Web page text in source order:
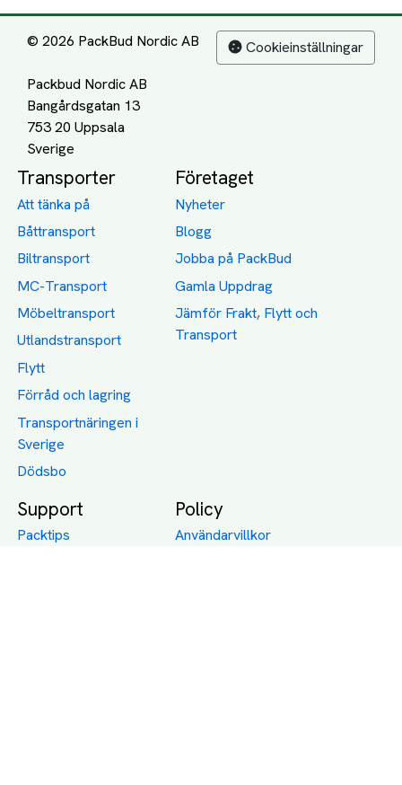
© 2026 PackBud Nordic AB
Packbud Nordic AB
Bangårdsgatan 13
753 20 Uppsala
Cookieinställningar
Transporter
Att tänka på
Båttransport
Biltransport
MC-Transport
Möbeltransport
Utlandstransport
Flytt
Förråd och lagring
Transportnäringen i
Sverige
Dödsbo
Företaget
Nyheter
Blogg
Jobba på PackBud
Gamla Uppdrag
Jämför Frakt, Flytt och
Transport
Support
Packtips
Policy
Användarvillkor